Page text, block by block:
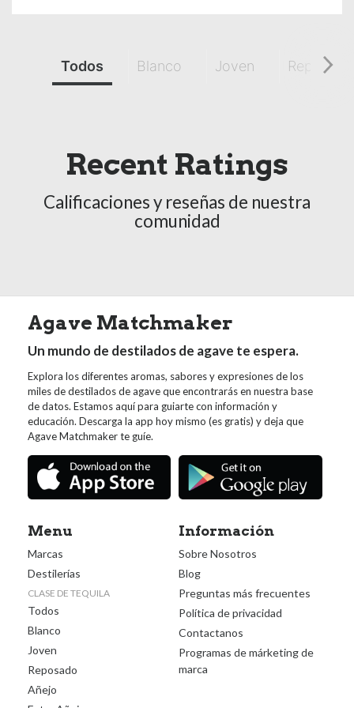
Todos Blanco Joven Reposado
Recent Ratings
Calificaciones y reseñas de nuestra
comunidad
Agave Matchmaker
Un mundo de destilados de agave te espera.
Explora los diferentes aromas, sabores y expresiones de los
miles de destilados de agave que encontrarás en nuestra base
de datos. Estamos aquí para guiarte con información y
educación. Descarga la app hoy mismo (es gratis) y deja que
Agave Matchmaker te guíe.
Menu
Marcas
Destilerías
CLASE DE TEQUILA
Todos
Blanco
Joven
Reposado
Añejo
Información
Sobre Nosotros
Blog
Preguntas más frecuentes
Política de privacidad
Contactanos
Programas de márketing de
marca